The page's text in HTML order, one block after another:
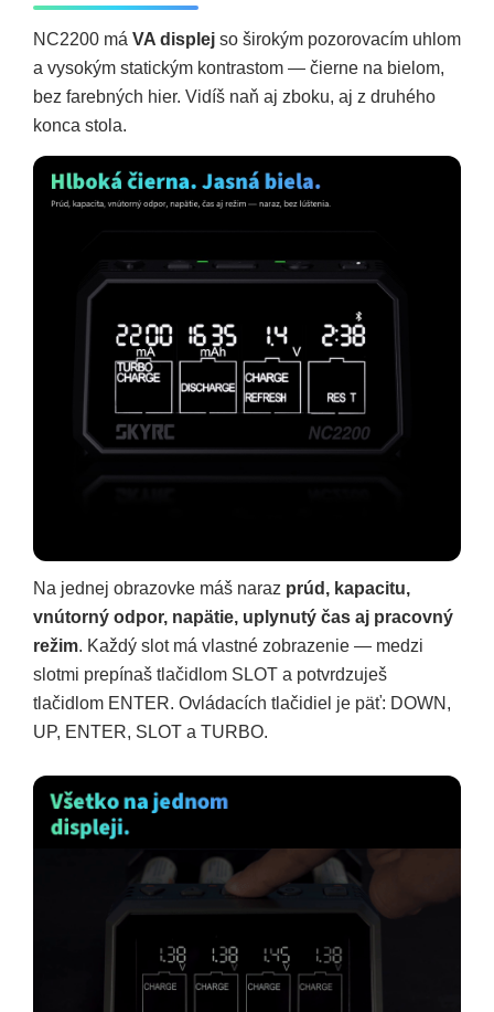
NC2200 má VA displej so širokým pozorovacím uhlom
a vysokým statickým kontrastom — čierne na bielom,
bez farebných hier. Vidíš naň aj zboku, aj z druhého
konca stola.
Na jednej obrazovke máš naraz prúd, kapacitu,
vnútorný odpor, napätie, uplynutý čas aj pracovný
režim. Každý slot má vlastné zobrazenie — medzi
slotmi prepínaš tlačidlom SLOT a potvrdzuješ
tlačidlom ENTER. Ovládacích tlačidiel je päť: DOWN,
UP, ENTER, SLOT a TURBO.